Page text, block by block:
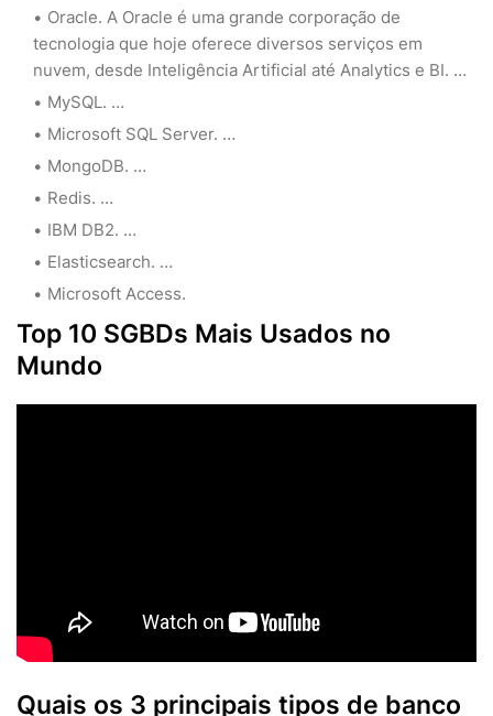
Oracle. A Oracle é uma grande corporação de
tecnologia que hoje oferece diversos serviços em
nuvem, desde Inteligência Artificial até Analytics e BI. …
MySQL. …
Microsoft SQL Server. …
MongoDB. …
Redis. …
IBM DB2. …
Elasticsearch. …
Microsoft Access.
Top 10 SGBDs Mais Usados no
Mundo
Quais os 3 principais tipos de banco